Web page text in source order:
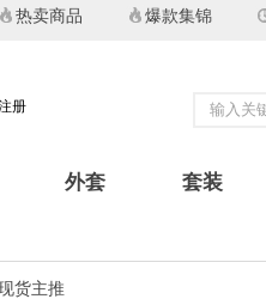
热卖商品 爆款集锦
册
外套 套装
货主推